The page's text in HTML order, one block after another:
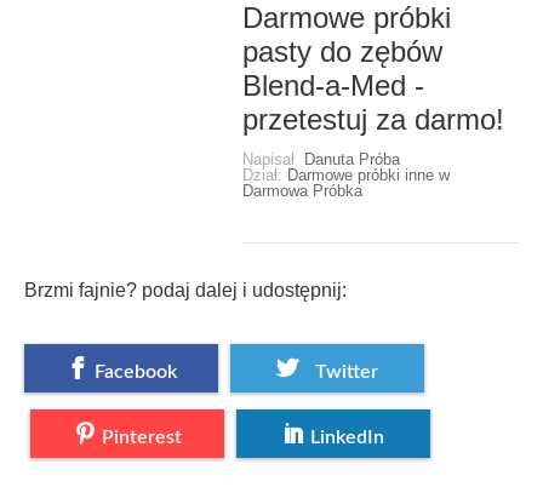
Darmowe próbki
pasty do zębów
Blend-a-Med -
przetestuj za darmo!
Napisał
Danuta Próba
Dział: Darmowe próbki inne w
Darmowa Próbka
Brzmi fajnie? podaj dalej i udostępnij:
Facebook Twitter
Pinterest LinkedIn